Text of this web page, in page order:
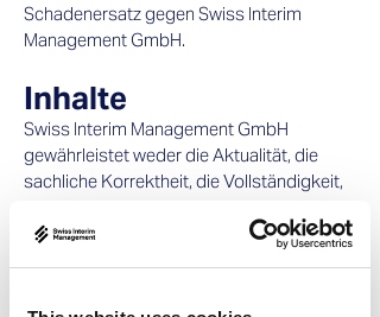
Schadenersatz gegen Swiss Interim
Management GmbH.
Inhalte
Swiss Interim Management GmbH
gewährleistet weder die Aktualität, die
sachliche Korrektheit, die Vollständigkeit,
die Qualität der bereitgestellten
sich auf Schäden materieller oder ideeller